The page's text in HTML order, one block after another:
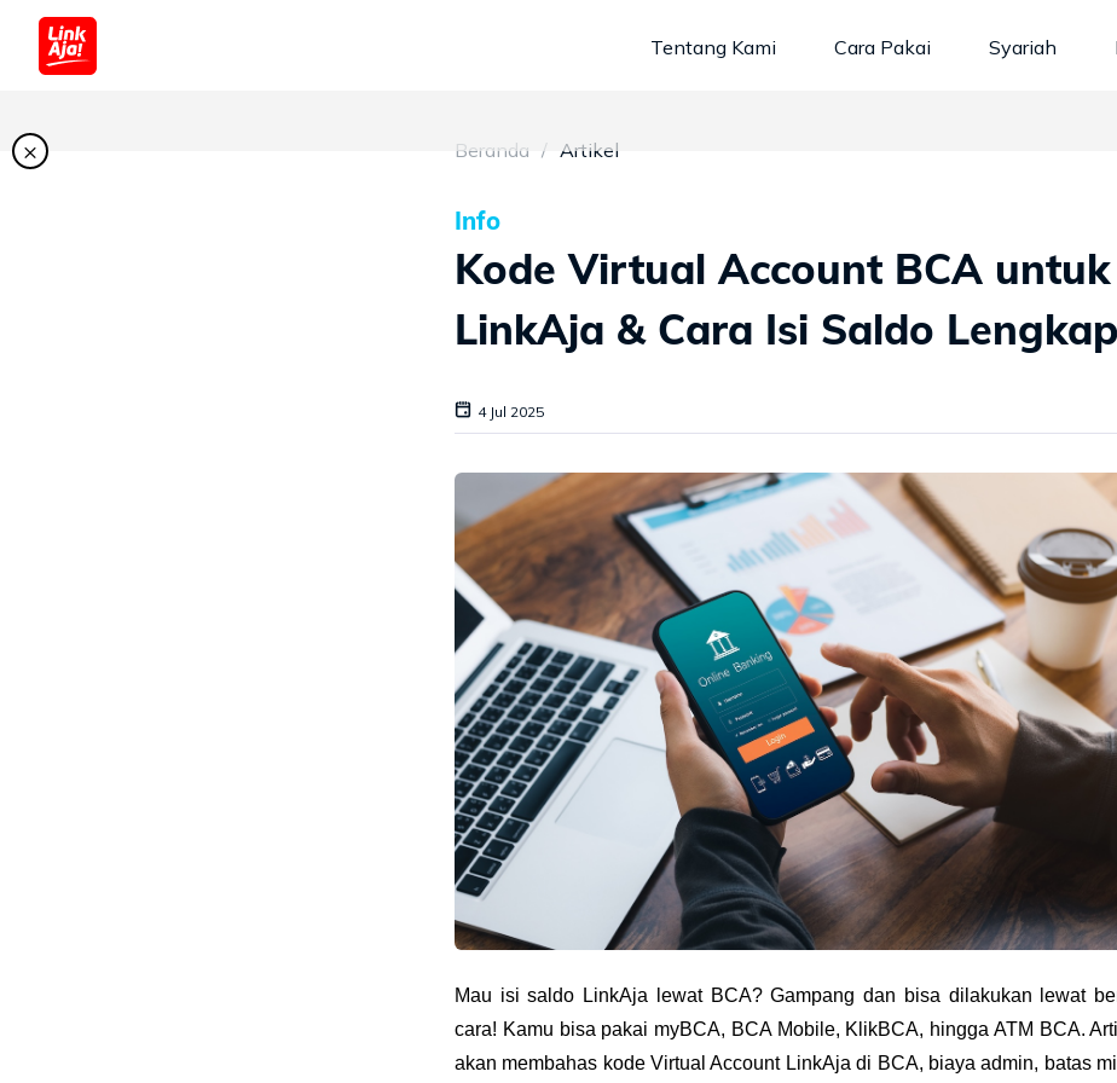
Tentang Kami Cara Pakai Syariah
Beranda Artikel
Info
Kode Virtual Account BCA untuk
LinkAja & Cara Isi Saldo Lengkap
4 Jul 2025
Mau isi saldo LinkAja lewat BCA? Gampang dan bisa dilakukan lewat
cara! Kamu bisa pakai myBCA, BCA Mobile, KlikBCA, hingga ATM BCA.
akan membahas kode Virtual Account LinkAja di BCA, biaya admin, batas
×